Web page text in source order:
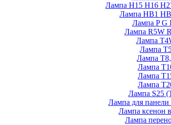
Лампа H15 H16
Лампа HB1
Лампа P G
Лампа R5W
Лампа
Лампа
Лампа
Лампа
Лампа
Лампа
Лампа S25
Лампа для панели
Лампа ксенон
Лампа